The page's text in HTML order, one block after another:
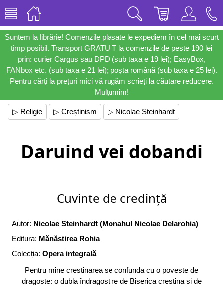
Suntem la librărie! Comenzile plasate le expediem în cel mai scurt
timp posibil. Transport GRATUIT la comenzile de peste 190 lei
prin: curier Cargus sau DPD (sub taxa e 19 lei); EasyBox,
FANbox etc. (sub taxa e 21 lei); poșta română (sub taxa e 25 lei).
Pentru cărți la prețuri mici vă rugăm scrieți la căutare reducere.
Mulțumim!
▷ Religie ▷ Creștinism ▷ Nicolae Steinhardt
Daruind vei dobandi
Cuvinte de credință
Autor: Nicolae Steinhardt (Monahul Nicolae Delarohia)
Editura: Mănăstirea Rohia
Colecția: Opera integrală
Pentru mine crestinarea se confunda cu o poveste de
dragoste: o dubla îndragostire de Biserica crestina si de